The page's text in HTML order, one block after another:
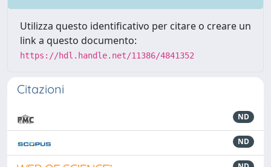
Utilizza questo identificativo per citare o creare un
link a questo documento:
https://hdl.handle.net/11386/4841352
Citazioni
ND
ND